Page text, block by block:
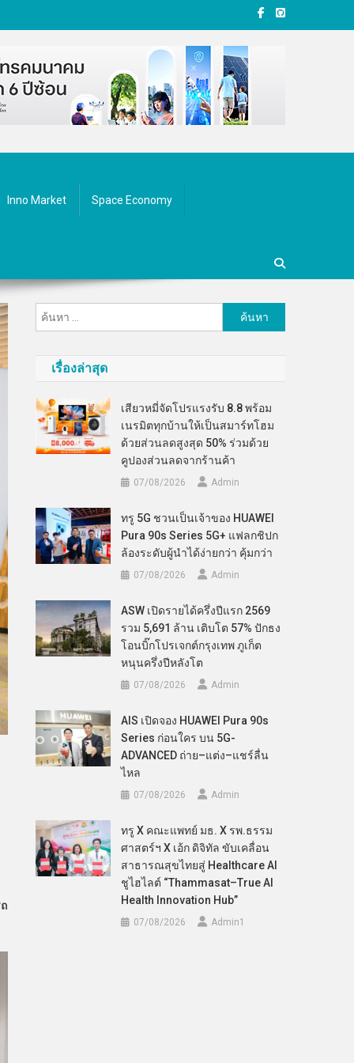
Inno Market Space Economy
ค้นหา
สำหรับ:
เรื่องล่าสุด
เสียวหมี่จัดโปรแรงรับ 8.8 พร้อม
เนรมิตทุกบ้านให้เป็นสมาร์ทโฮม
ด้วยส่วนลดสูงสุด 50% ร่วมด้วย
คูปองส่วนลดจากร้านค้า
07/08/2026 Admin
ทรู 5G ชวนเป็นเจ้าของ HUAWEI
Pura 90s Series 5G+ แฟลกชิปก
ล้องระดับผู้นำได้ง่ายกว่า คุ้มกว่า
07/08/2026 Admin
ASW เปิดรายได้ครึ่งปีแรก 2569
รวม 5,691 ล้าน เติบโต 57% ปักธง
โอนบิ๊กโปรเจกต์กรุงเทพ ภูเก็ต
หนุนครึ่งปีหลังโต
07/08/2026 Admin
AIS เปิดจอง HUAWEI Pura 90s
Series ก่อนใคร บน 5G-
ADVANCED ถ่าย–แต่ง–แชร์ลื่น
ไหล
07/08/2026 Admin
ทรู X คณะแพทย์ มธ. X รพ.ธรรม
ศาสตร์ฯ X เอ้ก ดิจิทัล ขับเคลื่อน
สาธารณสุขไทยสู่ Healthcare AI
ชูไฮไลต์ “Thammasat–True AI
Health Innovation Hub”
07/08/2026 Admin​1